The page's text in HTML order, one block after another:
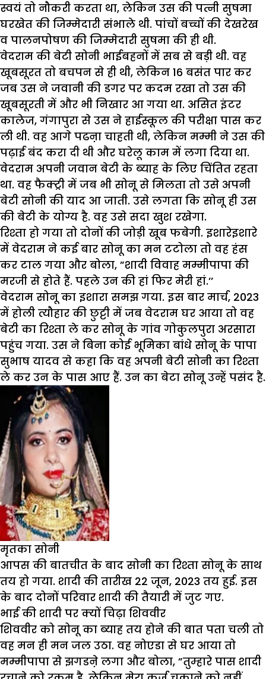
स्वयं तो नौकरी करता था, लेकिन उस की पत्नी सुषमा
घरखेत की जिम्मेदारी संभाले थी. पांचों बच्चों की देखरेख
व पालनपोषण की जिम्मेदारी सुषमा की ही थी.
वेदराम की बेटी सोनी भाईबहनों में सब से बड़ी थी. वह
खूबसूरत तो बचपन से ही थी, लेकिन 16 बसंत पार कर
जब उस ने जवानी की डगर पर कदम रखा तो उस की
खूबसूरती में और भी निखार आ गया था. असित इंटर
कालेज, गंगापुरा से उस ने हाईस्कूल की परीक्षा पास कर
ली थी. वह आगे पढऩा चाहती थी, लेकिन मम्मी ने उस की
पढ़ाई बंद करा दी थी और घरेलू काम में लगा दिया था.
वेदराम अपनी जवान बेटी के ब्याह के लिए चिंतित रहता
था. वह फैक्ट्री में जब भी सोनू से मिलता तो उसे अपनी
बेटी सोनी की याद आ जाती. उसे लगता कि सोनू ही उस
की बेटी के योग्य है. वह उसे सदा खुश रखेगा.
रिश्ता हो गया तो दोनों की जोड़ी खूब फबेगी. इशारेइशारे
में वेदराम ने कई बार सोनू का मन टटोला तो वह हंस
कर टाल गया और बोला, ”शादी विवाह मम्मीपापा की
मरजी से होते हैं. पहले उन की हां फिर मेरी हां.’’
वेदराम सोनू का इशारा समझ गया. इस बार मार्च, 2023
में होली त्यौहार की छुट्टी में जब वेदराम घर आया तो वह
बेटी का रिश्ता ले कर सोनू के गांव गोकुलपुरा अरसारा
पहुंच गया. उस ने बिना कोई भूमिका बांधे सोनू के पापा
सुभाष यादव से कहा कि वह अपनी बेटी सोनी का रिश्ता
ले कर उन के पास आए हैं. उन का बेटा सोनू उन्हें पसंद है.
मृतका सोनी
आपस की बातचीत के बाद सोनी का रिश्ता सोनू के साथ
तय हो गया. शादी की तारीख 22 जून, 2023 तय हुई. इस
के बाद दोनों परिवार शादी की तैयारी में जुट गए.
भाई की शादी पर क्यों चिढ़ा शिववीर
शिववीर को सोनू का ब्याह तय होने की बात पता चली तो
वह मन ही मन जल उठा. वह नोएडा से घर आया तो
मम्मीपापा से झगडऩे लगा और बोला, ”तुम्हारे पास शादी